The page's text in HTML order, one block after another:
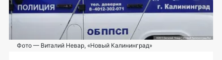
Фото — Виталий Невар, «Новый Калининград»